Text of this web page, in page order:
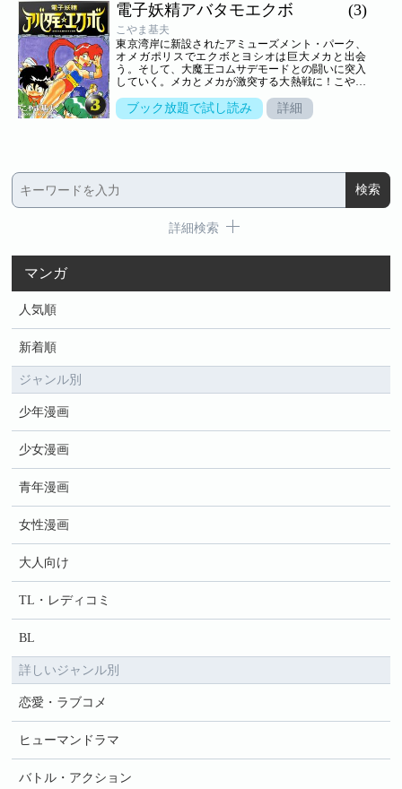
電子妖精アバタモエクボ (3)
こやま基夫
東京湾岸に新設されたアミューズメント・パーク、
オメガポリスでエクボとヨシオは巨大メカと出会
う。そして、大魔王コムサデモードとの闘いに突入
していく。メカとメカが激突する大熱戦に！こやま
ブック放題で試し読み 詳細
詳細検索
マンガ
人気順
新着順
ジャンル別
少年漫画
少女漫画
青年漫画
女性漫画
大人向け
TL・レディコミ
BL
詳しいジャンル別
恋愛・ラブコメ
ヒューマンドラマ
バトル・アクション